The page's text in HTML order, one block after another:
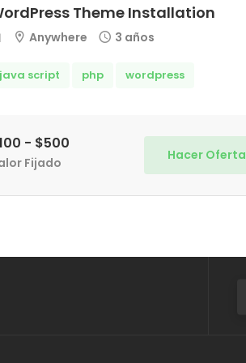
Theme Installation
Anywhere 3 años
java script php wordpress
- $500
Fijado Hacer Oferta